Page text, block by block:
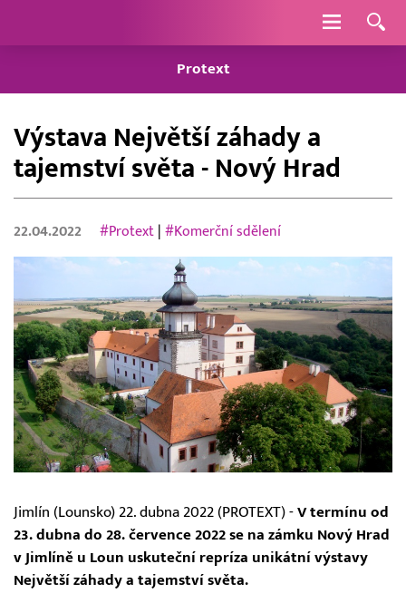
Navigace
Protext
Výstava Největší záhady a
tajemství světa - Nový Hrad
22.04.2022 #Protext |#Komerční sdělení
Jimlín (Lounsko) 22. dubna 2022 (PROTEXT) - V termínu od
23. dubna do 28. července 2022 se na zámku Nový Hrad
v Jimlíně u Loun uskuteční repríza unikátní výstavy
Největší záhady a tajemství světa.